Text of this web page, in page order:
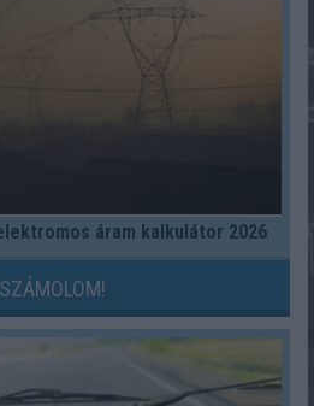
áram kalkulátor 2026